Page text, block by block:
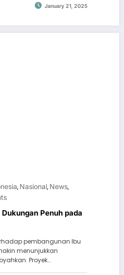
January 21, 2025
, Nasional, News,
Penuh pada
pembangunan Ibu
menunjukkan
Proyek…